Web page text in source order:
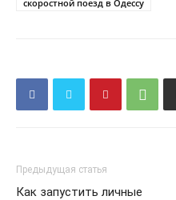
скоростной поезд в Одессу
Предыдущая статья
Как запустить личные